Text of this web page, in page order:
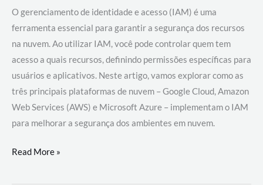
O gerenciamento de identidade e acesso (IAM) é uma
ferramenta essencial para garantir a segurança dos recursos
na nuvem. Ao utilizar IAM, você pode controlar quem tem
acesso a quais recursos, definindo permissões específicas para
usuários e aplicativos. Neste artigo, vamos explorar como as
três principais plataformas de nuvem – Google Cloud, Amazon
Web Services (AWS) e Microsoft Azure – implementam o IAM
para melhorar a segurança dos ambientes em nuvem.
Gerenciamento
Read More »